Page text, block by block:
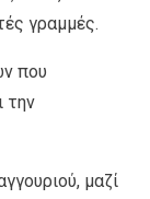
γραμμές.
που
την
μαζί